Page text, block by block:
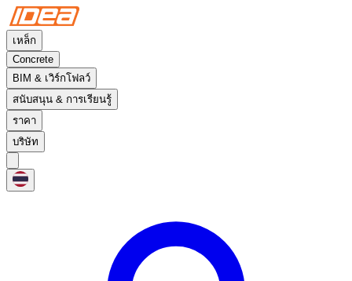
เหล็ก
Concrete
BIM & เวิร์กโฟลว์
สนับสนุน & การเรียนรู้
ราคา
บริษัท